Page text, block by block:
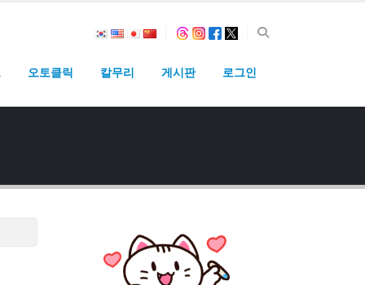
오토클릭 칼무리 게시판 로그인